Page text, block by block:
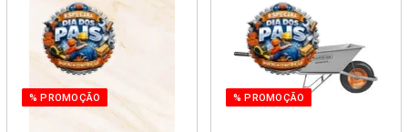
% PROMOÇÃO % PROMOÇÃO